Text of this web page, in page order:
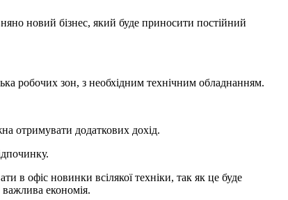
новий бізнес, який буде приносити постійний
робочих зон, з необхідним технічним обладнанням.
отримувати додаткових дохід.
в офіс новинки всілякої техніки, так як це буде
економія.